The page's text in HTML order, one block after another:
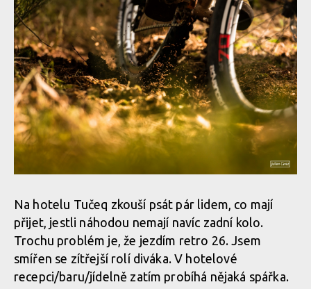
Na hotelu Tučeq zkouší psát pár lidem, co mají
přijet, jestli náhodou nemají navíc zadní kolo.
Trochu problém je, že jezdím retro 26. Jsem
smířen se zítřejší rolí diváka. V hotelové
recepci/baru/jí­delně zatím probíhá nějaká spářka.